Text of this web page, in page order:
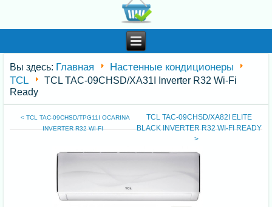
Вы здесь: Главная
Настенные кондиционеры
TCL
TCL TAC-09CHSD/XA31I Inverter R32 Wi-Fi
Ready
< TCL TAC-09CHSD/TPG11I OCARINA
INVERTER R32 WI-FI
TCL TAC-09CHSD/XA82I ELITE
BLACK INVERTER R32 WI-FI READY
>